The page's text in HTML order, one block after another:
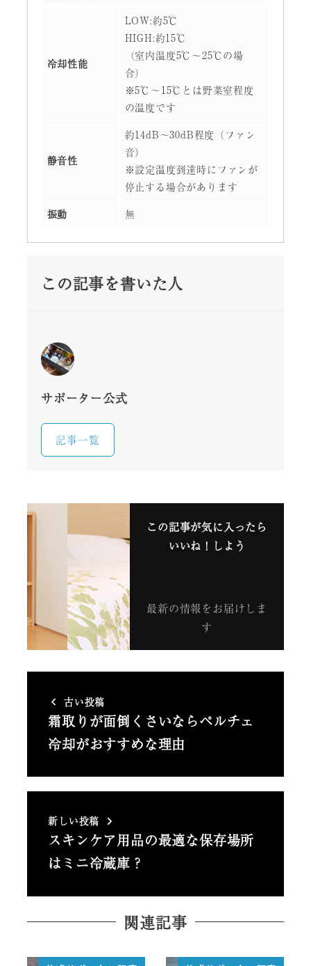
冷却性能
LOW:約5℃
HIGH:約15℃
（室内温度5℃～25℃の場
合）
※5℃～15℃とは野菜室程度
の温度です
静音性
約14dB～30dB程度（ファン
音）
※設定温度到達時にファンが
停止する場合があります
振動
無
この記事を書いた人
サポーター公式
記事一覧
この記事が気に入ったら
いいね！しよう
最新の情報をお届けしま
す
古い投稿
霜取りが面倒くさいならペルチェ
冷却がおすすめな理由
新しい投稿
スキンケア用品の最適な保存場所
はミニ冷蔵庫？
関連記事